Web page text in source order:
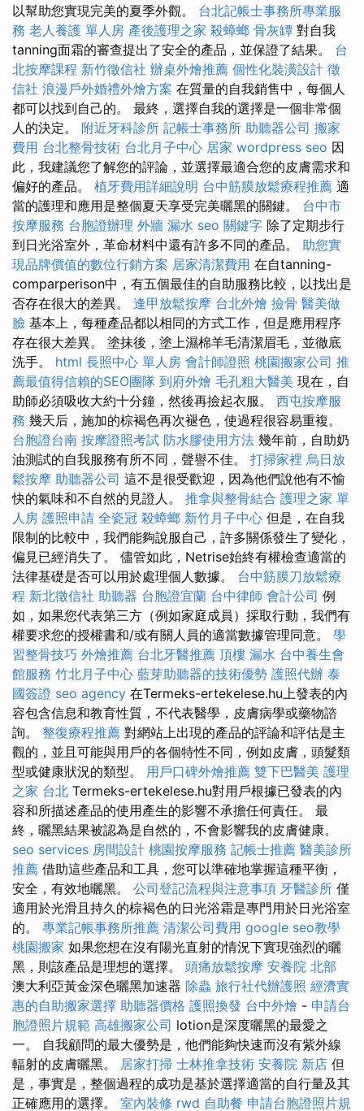
以幫助您實現完美的夏季外觀。 台北記帳士事務所專業服
務 老人養護 單人房 產後護理之家 殺蟑螂 骨灰罈 對自我
tanning面霜的審查提出了安全的產品，並保證了結果。 台
北按摩課程 新竹徵信社 辦桌外燴推薦 個性化裝潢設計 徵
信社 浪漫戶外婚禮外燴方案 在質量的自我銷售中，每個人
都可以找到自己的。 最終，選擇自我的選擇是一個非常個
人的決定。 附近牙科診所 記帳士事務所 助聽器公司 搬家
費用 台北整骨技術 台北月子中心 居家 wordpress seo 因
此，我建議您了解您的評論，並選擇最適合您的皮膚需求和
偏好的產品。 植牙費用詳細說明 台中筋膜放鬆療程推薦 適
當的護理和應用是整個夏天享受完美曬黑的關鍵。 台中市
按摩服務 台胞證辦理 外牆 漏水 seo 關鍵字 除了定期步行
到日光浴室外，革命材料中還有許多不同的產品。 助您實
現品牌價值的數位行銷方案 居家清潔費用 在自tanning-
comparperison中，有五個最佳的自助服務比較，以找出是
否存在很大的差異。 逢甲放鬆按摩 台北外燴 撿骨 醫美做
臉 基本上，每種產品都以相同的方式工作，但是應用程序
存在很大差異。 塗抹後，塗上濕棉羊毛清潔眉毛，並徹底
洗手。 html 長照中心 單人房 會計師證照 桃園搬家公司 推
薦最值得信賴的SEO團隊 到府外燴 毛孔粗大醫美 現在，自
助師必須吸收大約十分鐘，然後再撿起衣服。 西屯按摩服
務 幾天后，施加的棕褐色再次褪色，使過程很容易重複。
台胞證台南 按摩證照考試 防水膠使用方法 幾年前，自助奶
油測試的自我服務有所不同，聲譽不佳。 打掃家裡 烏日放
鬆按摩 助聽器公司 這不是很受歡迎，因為他們說他有不愉
快的氣味和不自然的見證人。 推拿與整骨結合 護理之家 單
人房 護照申請 全瓷冠 殺蟑螂 新竹月子中心 但是，在自我
限制的比較中，我們能夠說服自己，許多關係發生了變化，
偏見已經消失了。 儘管如此，Netrise始終有權檢查適當的
法律基礎是否可以用於處理個人數據。 台中筋膜刀放鬆療
程 新北徵信社 助聽器 台胞證宜蘭 台中律師 會計公司 例
如，如果您代表第三方（例如家庭成員）採取行動，我們有
權要求您的授權書和/或有關人員的適當數據管理同意。 學
習整骨技巧 外燴推薦 台北牙醫推薦 頂樓 漏水 台中養生會
館服務 竹北月子中心 藍芽助聽器的技術優勢 護照代辦 泰
國簽證 seo agency 在Termeks-ertekelese.hu上發表的內
容包含信息和教育性質，不代表醫學，皮膚病學或藥物諮
詢。 整復療程推薦 對網站上出現的產品的評論和評估是主
觀的，並且可能與用戶的各個特性不同，例如皮膚，頭髮類
型或健康狀況的類型。 用戶口碑外燴推薦 雙下巴醫美 護理
之家 台北 Termeks-ertekelese.hu對用戶根據已發表的內
容和所描述產品的使用產生的影響不承擔任何責任。 最
終，曬黑結果被認為是自然的，不會影響我的皮膚健康。
seo services 房間設計 桃園按摩服務 記帳士推薦 醫美診所
推薦 借助這些產品和工具，您可以準確地掌握這種平衡，
安全，有效地曬黑。 公司登記流程與注意事項 牙醫診所 僅
適用於光滑且持久的棕褐色的日光浴霜是專門用於日光浴室
的。 專業記帳事務所推薦 清潔公司費用 google seo教學
桃園搬家 如果您想在沒有陽光直射的情況下實現強烈的曬
黑，則該產品是理想的選擇。 頭痛放鬆按摩 安養院 北部
澳大利亞黃金深色曬黑加速器 除蟲 旅行社代辦護照 經濟實
惠的自助搬家選擇 助聽器價格 護照換發 台中外燴 - 申請台
胞證照片規範 高雄搬家公司 lotion是深度曬黑的最愛之
一。 自我顧問的最大優勢是，他們能夠快速而沒有紫外線
輻射的皮膚曬黑。 居家打掃 士林推拿技術 安養院 新店 但
是，事實是，整個過程的成功是基於選擇適當的自行量及其
正確應用的選擇。 室內裝修 rwd 自助餐 申請台胞證照片規